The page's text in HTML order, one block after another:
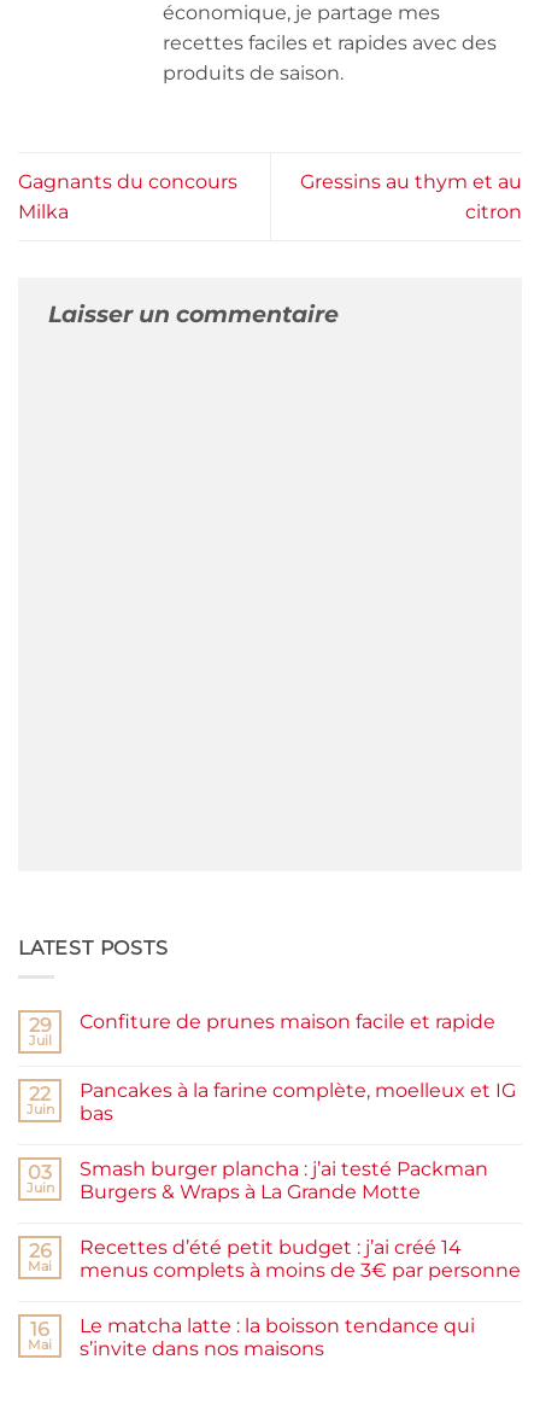
économique, je partage mes
recettes faciles et rapides avec des
produits de saison.
Gagnants du concours
Milka
Gressins au thym et au
citron
Laisser un commentaire
LATEST POSTS
29
Juil
Confiture de prunes maison facile et rapide
Confiture
de
prunes
et
rapide
22
Juin
Pancakes à la farine complète, moelleux et IG
bas
sur
Pancakes
à
complète,
moelleux
et
03
Juin
Smash burger plancha : j’ai testé Packman
Burgers & Wraps à La Grande Motte
sur
Smash
burger
testé
Packman
Burgers &
26
Mai
Recettes d’été petit budget : j’ai créé 14
menus complets à moins de 3€ par personne
sur
Recettes
d’été
16
Mai
Le matcha latte : la boisson tendance qui
s’invite dans nos maisons